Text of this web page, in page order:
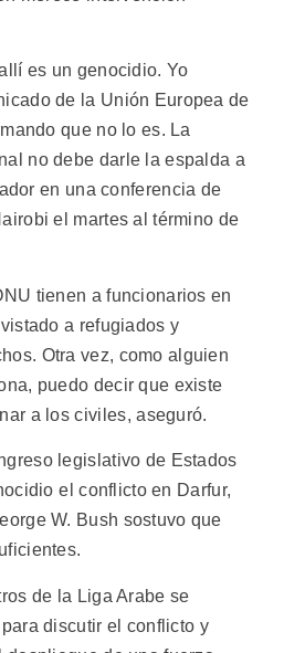
es un genocidio. Yo
de la Unión Europea de
que no lo es. La
no debe darle la espalda a
en una conferencia de
el martes al término de
tienen a funcionarios en
a refugiados y
Otra vez, como alguien
puedo decir que existe
a los civiles, aseguró.
legislativo de Estados
el conflicto en Darfur,
W. Bush sostuvo que
de la Liga Arabe se
discutir el conflicto y